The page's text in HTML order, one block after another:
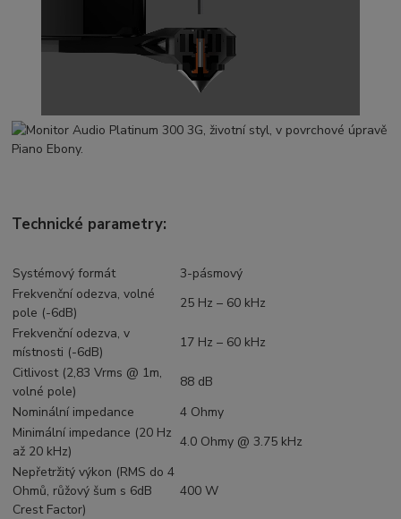
Technické parametry:
Systémový formát
3-pásmový
Frekvenční odezva, volné
pole (-6dB)
25 Hz – 60 kHz​
Frekvenční odezva, v
místnosti (-6dB)
17 Hz – 60 kHz​
Citlivost (2,83 Vrms @ 1m,
volné pole)
88 dB
Nominální impedance
4 Ohmy
Minimální impedance (20 Hz
až 20 kHz)
4.0 Ohmy @ 3.75 kHz
Nepřetržitý výkon​ (RMS do 4
Ohmů, růžový šum s 6dB
Crest Factor)
400 W